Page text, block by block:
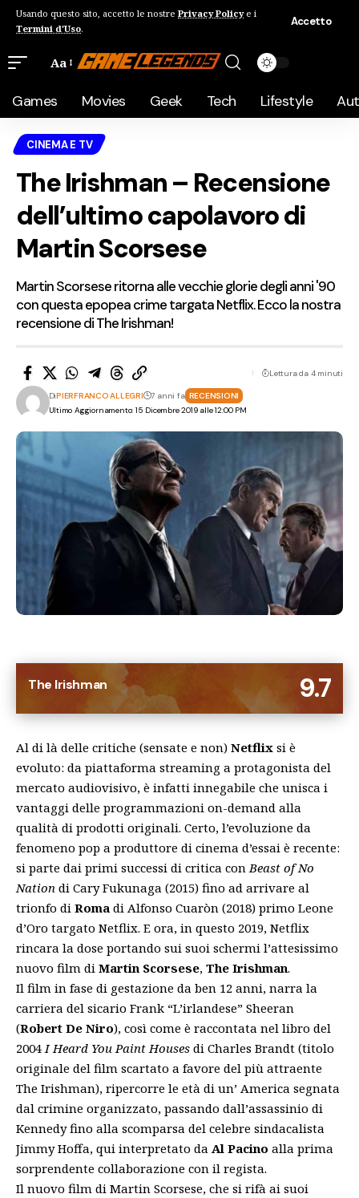
Usando questo sito, accetto le nostre Privacy Policye i
Termini d'Uso.
Accetto
Aa
Games Movies Geek Tech Lifestyle
CINEMA E TV
The Irishman – Recensione
dell’ultimo capolavoro di
Martin Scorsese
Martin Scorsese ritorna alle vecchie glorie degli anni '90
con questa epopea crime targata Netflix. Ecco la nostra
recensione di The Irishman!
Ultimo Aggiornamento: 15 Dicembre 2019 alle 12:00 PM
DiPIERFRANCO ALLEGRI 7 anni fa RECENSIONI
Lettura da 4 minuti
9.7
The Irishman
Al di là delle critiche (sensate e non) Netflix si è
evoluto: da piattaforma streaming a protagonista del
mercato audiovisivo, è infatti innegabile che unisca i
vantaggi delle programmazioni on-demand alla
qualità di prodotti originali. Certo, l’evoluzione da
fenomeno pop a produttore di cinema d’essai è recente:
si parte dai primi successi di critica conBeast of No
Nation di Cary Fukunaga (2015) fino ad arrivare al
trionfo di Roma di Alfonso Cuaròn (2018) primo Leone
d’Oro targato Netflix. E ora, in questo 2019, Netflix
rincara la dose portando sui suoi schermi l’attesissimo
nuovo film di Martin Scorsese, The Irishman.
Il film in fase di gestazione da ben 12 anni, narra la
carriera del sicario Frank “L’irlandese” Sheeran
(Robert De Niro), così come è raccontata nel libro del
2004I Heard You Paint Houses di Charles Brandt (titolo
originale del film scartato a favore del più attraente
The Irishman), ripercorre le età di un’ America segnata
dal crimine organizzato, passando dall’assassinio di
Kennedy fino alla scomparsa del celebre sindacalista
Jimmy Hoffa, qui interpretato da Al Pacino alla prima
sorprendente collaborazione con il regista.
Il nuovo film di Martin Scorsese, che si rifà ai suoi